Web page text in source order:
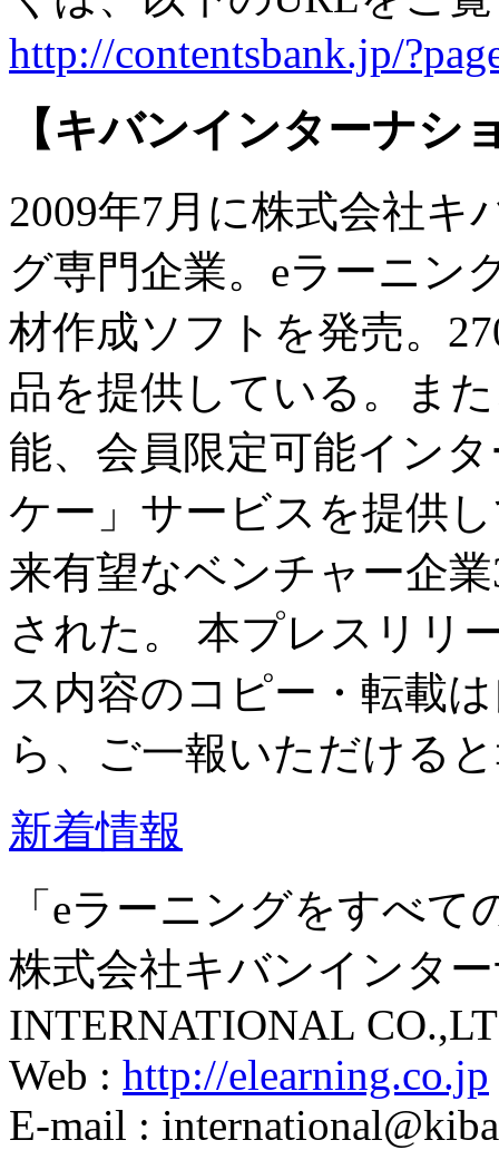
http://contentsbank.jp/
【キバンインターナシ
2009年7月に株式会社キ
グ専門企業。eラーニン
材作成ソフトを発売。
品を提供している。ま
能、会員限定可能イン
ケー」サービスを提供
来有望なベンチャー企業
された。 本プレスリリ
ス内容のコピー・転載
ら、ご一報いただける
新着情報
「eラーニングをすべて
株式会社キバンインタ
INTERNATIONAL
Web : http://elearning.co.jp
E-mail :